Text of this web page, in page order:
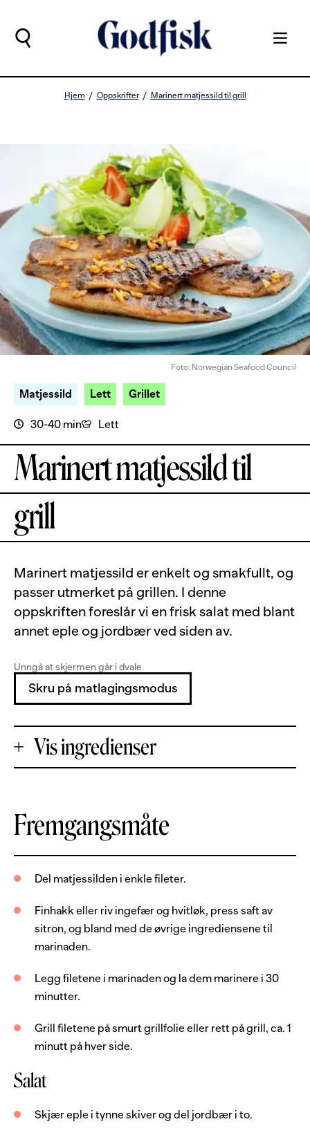
Hjem Oppskrifter Marinert matjessild til grill
Foto: Norwegian Seafood Council
Matjessild Lett Grillet
30-40 min Lett
Marinert matjessild til
grill
Marinert matjessild er enkelt og smakfullt, og
passer utmerket på grillen. I denne
oppskriften foreslår vi en frisk salat med blant
annet eple og jordbær ved siden av.
Unngå at skjermen går i dvale
Skru på matlagingsmodus
Vis ingredienser
Porsjoner
4 stk matjessild, doble fileter
Marinade
2 ss
ingefær, frisk
2 fedd
hvitløk
0.5 stk
4 dl
vann
1 dl
soyasaus
1
sesamolje
Fremgangsmåte
Del matjessilden i enkle fileter.
Finhakk eller riv ingefær og hvitløk, press saft av
sitron, og bland med de øvrige ingrediensene til
marinaden.
Legg filetene i marinaden og la dem marinere i 30
minutter.
Grill filetene på smurt grillfolie eller rett på grill, ca. 1
minutt på hver side.
Salat
Skjær eple i tynne skiver og del jordbær i to.